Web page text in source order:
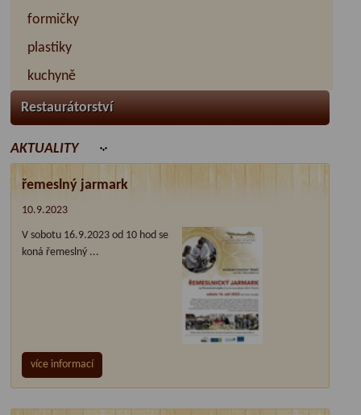
formičky
plastiky
kuchyně
Restaurátorství
AKTUALITY
řemeslný jarmark
10.9.2023
V sobotu 16.9.2023 od 10 hod se
koná řemeslný ...
více informací